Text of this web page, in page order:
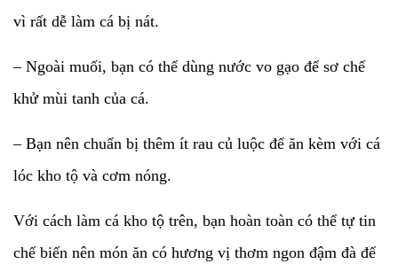
vì rất dễ làm cá bị nát.
– Ngoài muối, bạn có thể dùng nước vo gạo để sơ chế
khử mùi tanh của cá.
– Bạn nên chuẩn bị thêm ít rau củ luộc để ăn kèm với cá
lóc kho tộ và cơm nóng.
Với cách làm cá kho tộ trên, bạn hoàn toàn có thể tự tin
chế biến nên món ăn có hương vị thơm ngon đậm đà để